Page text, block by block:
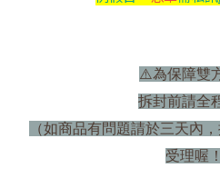
⚠為保障雙
拆封前請全
（如商品有問題請於三天內
受理喔